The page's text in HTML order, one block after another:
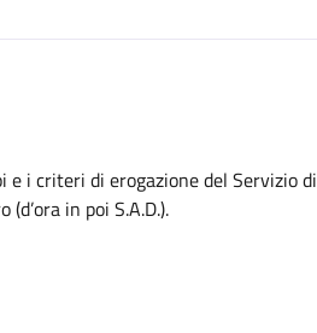
i criteri di erogazione del Servizio di
in poi S.A.D.).